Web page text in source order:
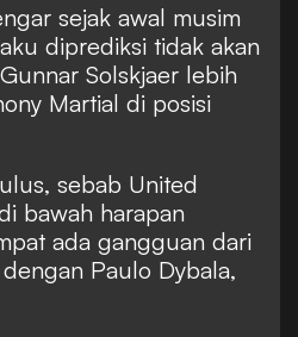
sejak awal musim
diprediksi tidak akan
Solskjaer lebih
Martial di posisi
sebab United
bawah harapan
ada gangguan dari
Paulo Dybala,